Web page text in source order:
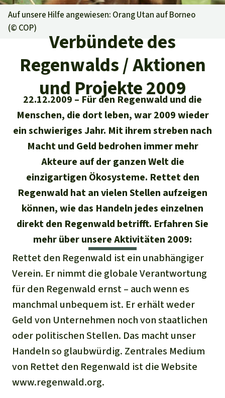
Informieren
Aktuelles
Alle News
Kids
Newsletter­anmeldung
Unsere Themen
Der Regenwald
Klima
Biodiversität
Schutzgebiete
Palmöl
Biokraftstoff
Tropenholz
Aluminium
Gold
Fleisch und Soja
Landraub
Wilderei
Regenwald Report
Aktuelle Ausgabe
01/2026
04/2025
03/2025
02/2025
01/2025
Ältere Ausgaben
Erfolge
Über uns
Über uns
Der Verein
40 Jahre Vereins­geschichte
Häufige Fragen
Stiftung
Kontakt
Transparenz
Medien
Presse
Presse-Echo
Widget einbinden
Banner einbinden
Freianzeigen
Suche
Deutsch
English
Español
Français
Italiano
Português
Indonesia
Dringender Spendenaufruf
Regenwald-Urkunden
Fragen & Antworten
Testament
SpendenkontoRettet den
Regenwald e. V.
DE11430609672025 0541 00
GENODEM1GLS
GLS Bank
IBAN kopieren
Spenden für ein Thema
Tierschutz
Waldschutz
Schutz von Indigenen
Spenden für eine Region
Südostasien
Afrika
Lateinamerika
Auf unsere Hilfe angewiesen: Orang Utan auf Borneo
(© COP)
Verbündete des
Regenwalds / Aktionen
und Projekte 2009
22.12.2009
Für den Regenwald und die
Menschen, die dort leben, war 2009 wieder
ein schwieriges Jahr. Mit ihrem streben nach
Macht und Geld bedrohen immer mehr
Akteure auf der ganzen Welt die
einzigartigen Ökosysteme. Rettet den
Regenwald hat an vielen Stellen aufzeigen
können, wie das Handeln jedes einzelnen
direkt den Regenwald betrifft. Erfahren Sie
mehr über unsere Aktivitäten 2009:
Rettet den Regenwald ist ein unabhängiger
Verein. Er nimmt die globale Verantwortung
für den Regenwald ernst – auch wenn es
manchmal unbequem ist. Er erhält weder
Geld von Unternehmen noch von staatlichen
oder politischen Stellen. Das macht unser
Handeln so glaubwürdig. Zentrales Medium
von Rettet den Regenwald ist die Website
www.regenwald.org.